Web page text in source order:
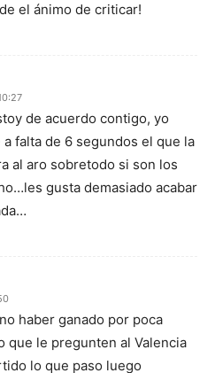
el ánimo de criticar!
de acuerdo contigo, yo
falta de 6 segundos el que la
al aro sobretodo si son los
gusta demasiado acabar
haber ganado por poca
que le pregunten al Valencia
lo que paso luego